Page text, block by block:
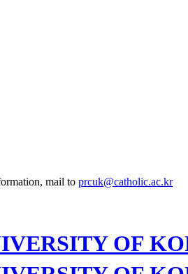
mail to prcuk@catholic.ac.kr